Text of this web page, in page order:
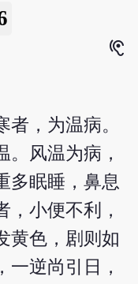
hearing
，为温病。
。风温为病，
多眠睡，鼻息
，小便不利，
黄色，剧则如
一逆尚引日，